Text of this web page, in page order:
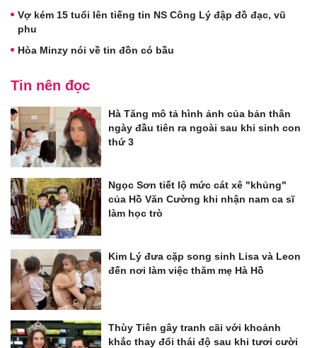
Vợ kém 15 tuổi lên tiếng tin NS Công Lý đập đồ đạc, vũ
phu
Hòa Minzy nói về tin đồn có bầu
Tin nên đọc
Hà Tăng mô tả hình ảnh của bản thân
ngày đầu tiên ra ngoài sau khi sinh con
thứ 3
Ngọc Sơn tiết lộ mức cát xê "khủng"
của Hồ Văn Cường khi nhận nam ca sĩ
làm học trò
Kim Lý đưa cặp song sinh Lisa và Leon
đến nơi làm việc thăm mẹ Hà Hồ
Thùy Tiên gây tranh cãi với khoảnh
khắc thay đổi thái độ sau khi tươi cười